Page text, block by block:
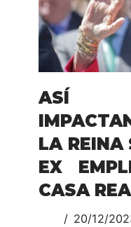
ASÍ
LA REINA
EX
CASA
20/12/